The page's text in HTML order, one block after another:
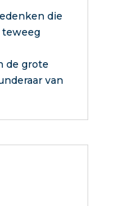
die
de grote
van